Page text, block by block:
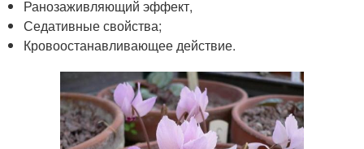
Ранозаживляющий эффект,
Седативные свойства;
Кровоостанавливающее действие.